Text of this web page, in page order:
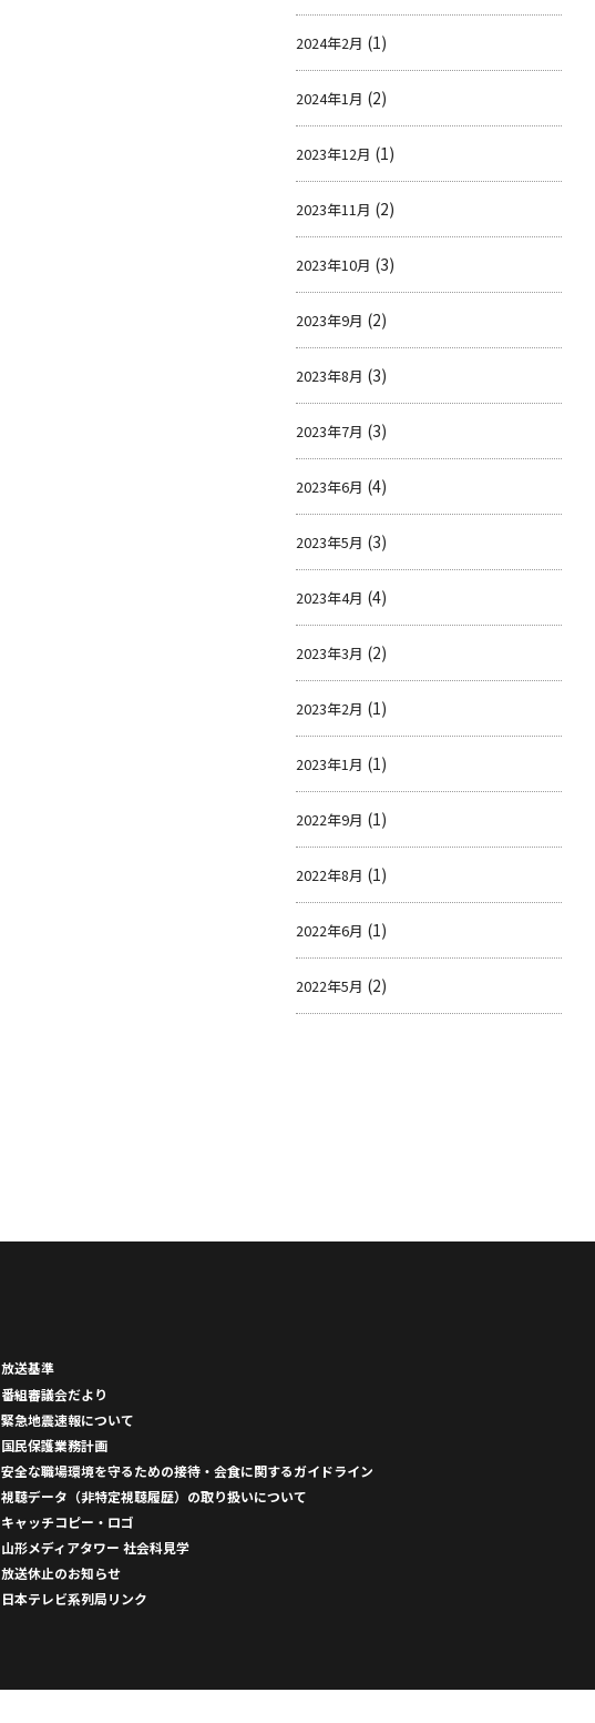
2024年2月 (1)
2024年1月 (2)
2023年12月 (1)
2023年11月 (2)
2023年10月 (3)
2023年9月 (2)
2023年8月 (3)
2023年7月 (3)
2023年6月 (4)
2023年5月 (3)
2023年4月 (4)
2023年3月 (2)
2023年2月 (1)
2023年1月 (1)
2022年9月 (1)
2022年8月 (1)
2022年6月 (1)
2022年5月 (2)
放送基準
番組審議会だより
緊急地震速報について
国民保護業務計画
安全な職場環境を守るための接待・会食に関するガイドライン
視聴データ（非特定視聴履歴）の取り扱いについて
キャッチコピー・ロゴ
山形メディアタワー 社会科見学
放送休止のお知らせ
日本テレビ系列局リンク